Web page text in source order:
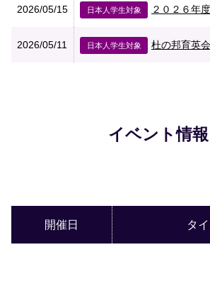
2026/05/15 日本人学生対象 ２０２６年
2026/05/11 日本人学生対象 杜の邦育英
イベント情報
開催日 タ